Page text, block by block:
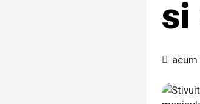
si
acum